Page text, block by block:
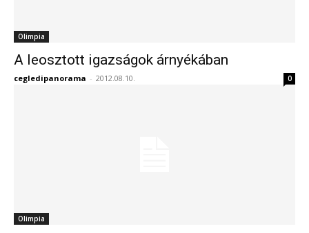
Olimpia
A leosztott igazságok árnyékában
cegledipanorama - 2012.08.10. 0
Olimpia